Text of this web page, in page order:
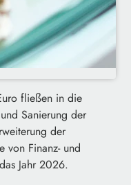
fließen in die
Sanierung der
der
von Finanz- und
Jahr 2026.